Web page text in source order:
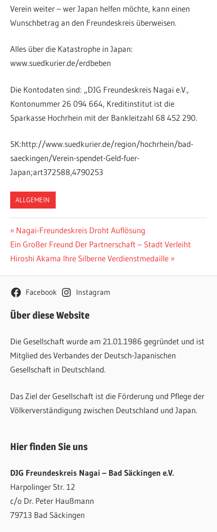
Verein weiter – wer Japan helfen möchte, kann einen
Wunschbetrag an den Freundeskreis überweisen.
Alles über die Katastrophe in Japan:
www.suedkurier.de/erdbeben
Die Kontodaten sind: „DJG Freundeskreis Nagai e.V.,
Kontonummer 26 094 664, Kreditinstitut ist die
Sparkasse Hochrhein mit der Bankleitzahl 68 452 290.
SK:http://www.suedkurier.de/region/hochrhein/bad-
saeckingen/Verein-spendet-Geld-fuer-
Japan;art372588,4790253
ALLGEMEIN
Beitragsnavigation
Vorheriger
Beitrag:
Nagai-Freundeskreis Droht Auflösung
Nächster
Beitrag:
Ein Großer Freund Der Partnerschaft – Stadt Verleiht
Hiroshi Akama Ihre Silberne Verdienstmedaille
Facebook Instagram
Über diese Website
Die Gesellschaft wurde am 21.01.1986 gegründet und ist
Mitglied des Verbandes der Deutsch-Japanischen
Gesellschaft in Deutschland.
Das Ziel der Gesellschaft ist die Förderung und Pflege der
Völkerverständigung zwischen Deutschland und Japan.
Hier finden Sie uns
DJG Freundeskreis Nagai – Bad Säckingen e.V.
Harpolinger Str. 12
c/o Dr. Peter Haußmann
79713 Bad Säckingen